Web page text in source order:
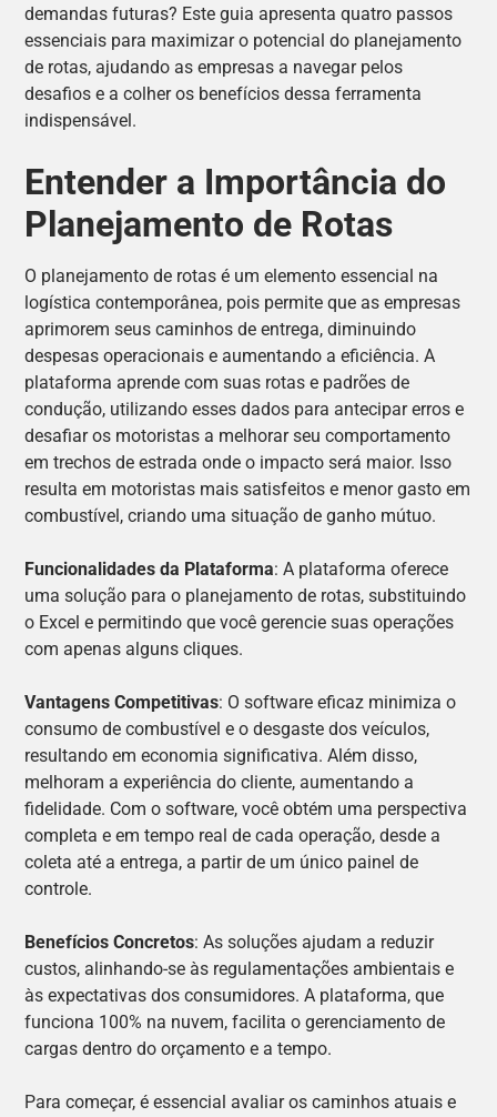
demandas futuras? Este guia apresenta quatro passos
essenciais para maximizar o potencial do planejamento
de rotas, ajudando as empresas a navegar pelos
desafios e a colher os benefícios dessa ferramenta
indispensável.
Entender a Importância do
Planejamento de Rotas
O planejamento de rotas é um elemento essencial na
logística contemporânea, pois permite que as empresas
aprimorem seus caminhos de entrega, diminuindo
despesas operacionais e aumentando a eficiência. A
plataforma aprende com suas rotas e padrões de
condução, utilizando esses dados para antecipar erros e
desafiar os motoristas a melhorar seu comportamento
em trechos de estrada onde o impacto será maior. Isso
resulta em motoristas mais satisfeitos e menor gasto em
combustível, criando uma situação de ganho mútuo.
Funcionalidades da Plataforma: A plataforma oferece
uma solução para o planejamento de rotas, substituindo
o Excel e permitindo que você gerencie suas operações
com apenas alguns cliques.
Vantagens Competitivas: O software eficaz minimiza o
consumo de combustível e o desgaste dos veículos,
resultando em economia significativa. Além disso,
melhoram a experiência do cliente, aumentando a
fidelidade. Com o software, você obtém uma perspectiva
completa e em tempo real de cada operação, desde a
coleta até a entrega, a partir de um único painel de
controle.
Benefícios Concretos: As soluções ajudam a reduzir
custos, alinhando-se às regulamentações ambientais e
às expectativas dos consumidores. A plataforma, que
funciona 100% na nuvem, facilita o gerenciamento de
cargas dentro do orçamento e a tempo.
Para começar, é essencial avaliar os caminhos atuais e